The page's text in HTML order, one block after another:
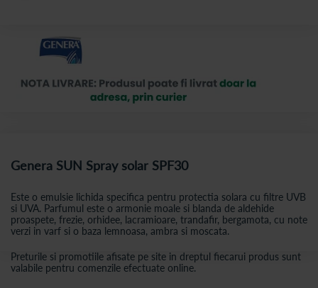
Genera SUN Spray solar SPF30
Este o emulsie lichida specifica pentru protectia solara cu filtre UVB
si UVA. Parfumul este o armonie moale si blanda de aldehide
proaspete, frezie, orhidee, lacramioare, trandafir, bergamota, cu note
verzi in varf si o baza lemnoasa, ambra si moscata.
Preturile si promotiile afisate pe site in dreptul fiecarui produs sunt
valabile pentru comenzile efectuate online.